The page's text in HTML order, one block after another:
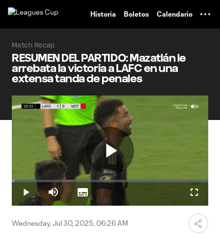
Historia Boletos Calendario
Match Recap
RESUMEN DEL PARTIDO: Mazatlán le
arrebata la victoria a LAFC en una
extensa tanda de penales
Play
Video
Play Mute
Loaded:
1.41%
Subtitles
Wednesday, Jul 30, 2025, 06:26 AM